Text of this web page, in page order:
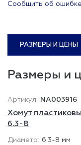
Сообщить об ошибке
РАЗМЕРЫ И ЦЕНЫ
Размеры и
NA003916
Хомут
6.3-8
6.3-8 мм